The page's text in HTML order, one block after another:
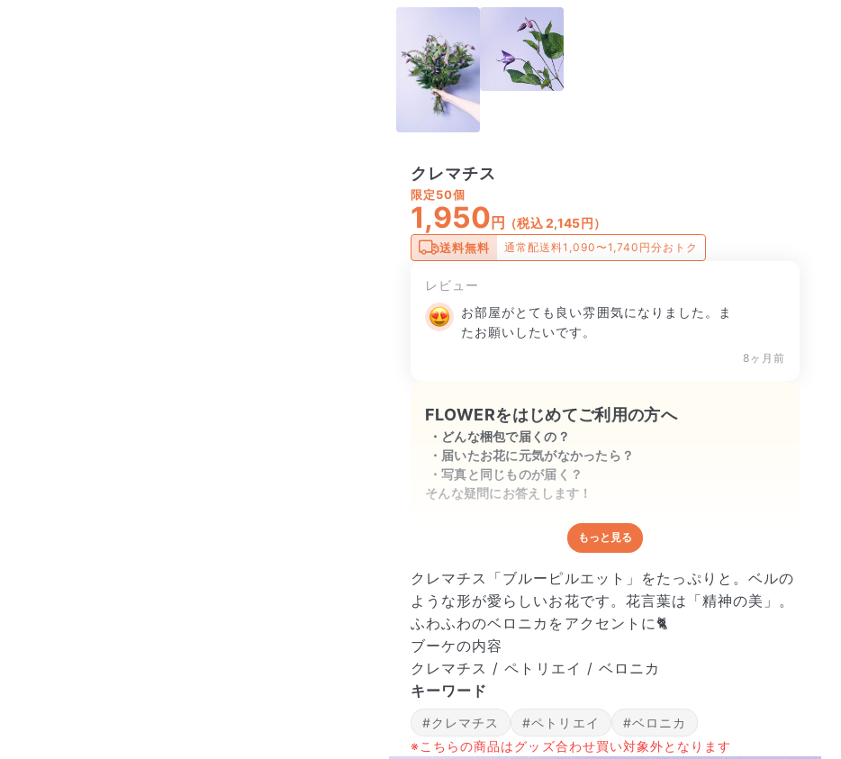
クレマチス
限定50個
1,950円 （税込 2,145円）
送料無料 通常配送料1,090〜1,740円分おトク
レビュー
お部屋がとても良い雰囲気になりました。ま
たお願いしたいです。
8ヶ月前
FLOWERをはじめてご利用の方へ
どんな梱包で届くの？
届いたお花に元気がなかったら？
写真と同じものが届く？
そんな疑問にお答えします！
どんな梱包で届くの？
出荷前に水揚げ（花が水を吸いやすくなる処理）を施し、専用
ボックスに丁寧に梱包してお届けしています。きゅっとまとめ
られて一見窮屈そうに見えますが、輸送中の衝撃による折れや
擦れを軽減する効果があります。
もっと見る
クレマチス「ブルーピルエット」をたっぷりと。ベルの
ような形が愛らしいお花です。花言葉は「精神の美」。
ふわふわのベロニカをアクセントに🐈
ブーケの内容
クレマチス / ペトリエイ / ベロニカ
キーワード
#クレマチス #ペトリエイ
#ベロニカ
※こちらの商品はグッズ合わせ買い対象外となります